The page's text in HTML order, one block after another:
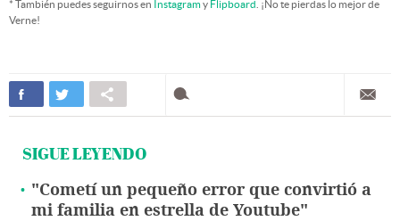
* También puedes seguirnos en Instagramy Flipboard . ¡No te pierdas lo mejor de
Verne!
SIGUE LEYENDO
"Cometí un pequeño error que convirtió a
mi familia en estrella de Youtube"